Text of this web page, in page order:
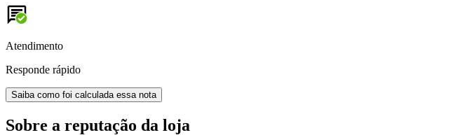
Atendimento
Responde rápido
Saiba como foi calculada essa nota
Sobre a reputação da loja